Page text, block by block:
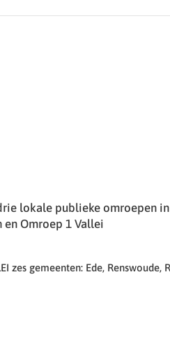
lokale publieke omroepen
en Omroep 1 Vallei
zes gemeenten: Ede,